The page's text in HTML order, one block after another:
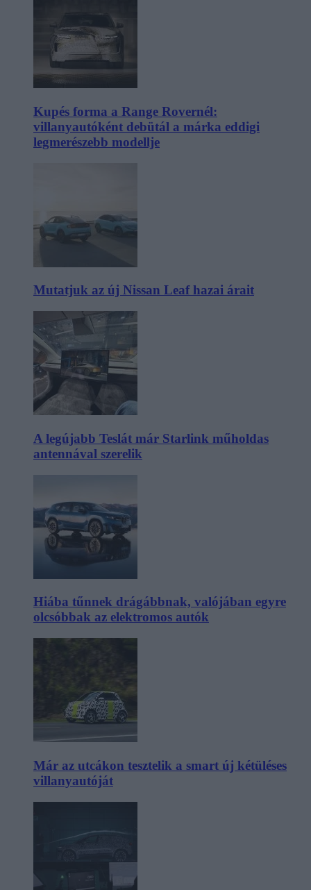
Kupés forma a Range Rovernél:
villanyautóként debütál a márka eddigi
legmerészebb modellje
Mutatjuk az új Nissan Leaf hazai árait
A legújabb Teslát már Starlink műholdas
antennával szerelik
Hiába tűnnek drágábbnak, valójában egyre
olcsóbbak az elektromos autók
Már az utcákon tesztelik a smart új kétüléses
villanyautóját